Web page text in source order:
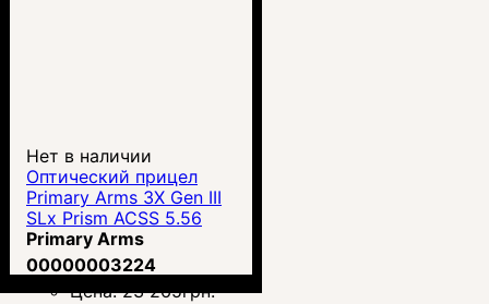
Нет в наличии
Оптический прицел
Primary Arms 3X Gen III
SLx Prism ACSS 5.56
CQB-M2 (710026)
Primary Arms
00000003224
Цена:23 265грн.